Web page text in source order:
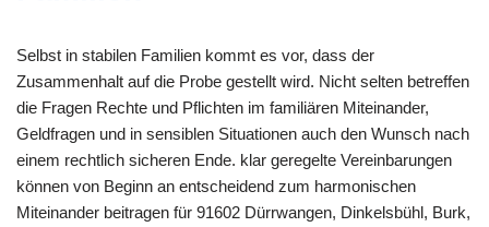
Selbst in stabilen Familien kommt es vor, dass der
Zusammenhalt auf die Probe gestellt wird. Nicht selten betreffen
die Fragen Rechte und Pflichten im familiären Miteinander,
Geldfragen und in sensiblen Situationen auch den Wunsch nach
einem rechtlich sicheren Ende. klar geregelte Vereinbarungen
können von Beginn an entscheidend zum harmonischen
Miteinander beitragen für 91602 Dürrwangen, Dinkelsbühl, Burk,